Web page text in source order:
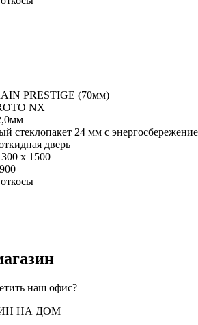
PRESTIGE (70мм)
NX
стеклопакет 24 мм с
дверь
x 1500
наш офис?
НА ДОМ